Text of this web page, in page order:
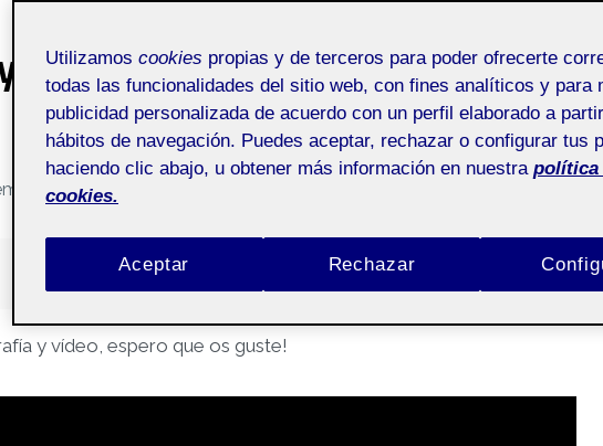
vídeo – Buenas noticias del
2023
Pública
y vídeo, espero que os guste!
Utilizamos cookies propias y de terceros para poder ofrecerte
todas las funcionalidades del sitio web, con fines analíticos y para
publicidad personalizada de acuerdo con un perfil elaborado a
hábitos de navegación. Puedes aceptar, rechazar o configurar tus
haciendo clic abajo, u obtener más información en nuestra política
cookies.
Rechazar
Aceptar